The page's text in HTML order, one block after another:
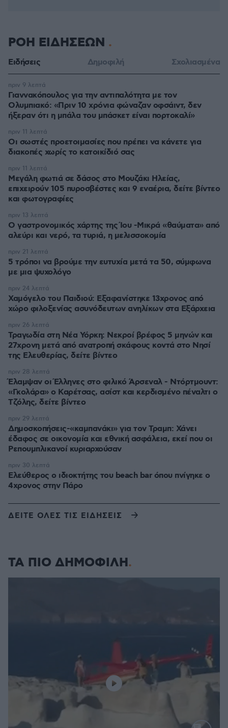
ΡΟΗ ΕΙΔΗΣΕΩΝ
Ειδήσεις Δημοφιλή Σχολιασμένα
Γιαννακόπουλος για την αντιπαλότητα με τον
Ολυμπιακό: «Πριν 10 χρόνια φώναζαν οφσάιντ, δεν
ήξεραν ότι η μπάλα του μπάσκετ είναι πορτοκαλί»
πριν 9 λεπτά
Οι σωστές προετοιμασίες που πρέπει να κάνετε για
διακοπές χωρίς το κατοικίδιό σας
πριν 11 λεπτά
Μεγάλη φωτιά σε δάσος στο Μουζάκι Ηλείας,
επιχειρούν 105 πυροσβέστες και 9 εναέρια, δείτε βίντεο
και φωτογραφίες
πριν 11 λεπτά
Ο γαστρονομικός χάρτης της Ίου -Μικρά «θαύματα» από
αλεύρι και νερό, τα τυριά, η μελισσοκομία
πριν 13 λεπτά
5 τρόποι να βρούμε την ευτυχία μετά τα 50, σύμφωνα
με μια ψυχολόγο
πριν 21 λεπτά
Χαμόγελο του Παιδιού: Εξαφανίστηκε 13χρονος από
χώρο φιλοξενίας ασυνόδευτων ανηλίκων στα Εξάρχεια
πριν 24 λεπτά
Τραγωδία στη Νέα Υόρκη: Νεκροί βρέφος 5 μηνών και
27χρονη μετά από ανατροπή σκάφους κοντά στο Νησί
της Ελευθερίας, δείτε βίντεο
πριν 26 λεπτά
Έλαμψαν οι Έλληνες στο φιλικό Άρσεναλ - Ντόρτμουντ:
«Γκολάρα» ο Καρέτσας, ασίστ και κερδισμένο πέναλτι ο
Τζόλης, δείτε βίντεο
πριν 28 λεπτά
Δημοσκοπήσεις-«καμπανάκι» για τον Τραμπ: Χάνει
έδαφος σε οικονομία και εθνική ασφάλεια, εκεί που οι
Ρεπουμπλικανοί κυριαρχούσαν
πριν 29 λεπτά
Ελεύθερος ο ιδιοκτήτης του beach bar όπου πνίγηκε ο
4χρονος στην Πάρο
πριν 30 λεπτά
ΔΕΙΤΕ ΟΛΕΣ ΤΙΣ ΕΙΔΗΣΕΙΣ
ΤΑ ΠΙΟ ΔΗΜΟΦΙΛΗ